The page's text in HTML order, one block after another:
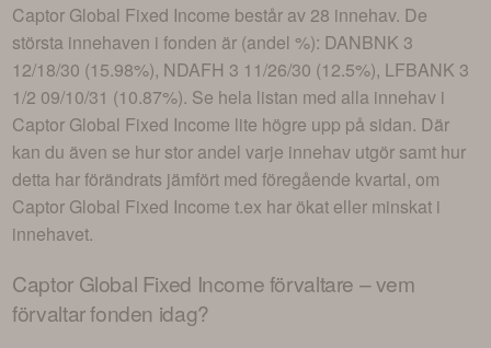
Captor Global Fixed Income består av 28 innehav. De
största innehaven i fonden är (andel %): DANBNK 3
12/18/30 (15.98%), NDAFH 3 11/26/30 (12.5%), LFBANK 3
1/2 09/10/31 (10.87%). Se hela listan med alla innehav i
Captor Global Fixed Income lite högre upp på sidan. Där
kan du även se hur stor andel varje innehav utgör samt hur
detta har förändrats jämfört med föregående kvartal, om
Captor Global Fixed Income t.ex har ökat eller minskat i
innehavet.
Captor Global Fixed Incomeförvaltare – vem
förvaltar fonden idag?